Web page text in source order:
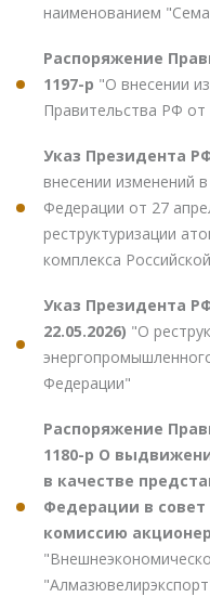
наименованием
Распоряжение
1197-р "О внесении
Правительства РФ от
Указ Президента
внесении изменений
Федерации от 27
реструктуризации
комплекса
Указ Президента
22.05.2026) "О
Федерации"
Распоряжение
1180-р О
в качестве
Федерации в
комиссию